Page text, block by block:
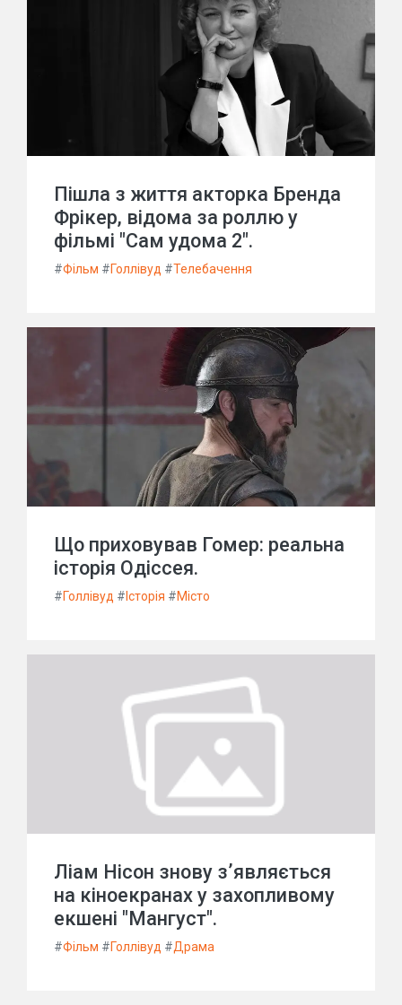
Пішла з життя акторка Бренда
Фрікер, відома за роллю у
фільмі "Сам удома 2".
#Фільм #Голлівуд #Телебачення
Що приховував Гомер: реальна
історія Одіссея.
#Голлівуд # Історія #Місто
Ліам Нісон знову з’являється
на кіноекранах у захопливому
екшені "Мангуст".
#Фільм #Голлівуд #Драма